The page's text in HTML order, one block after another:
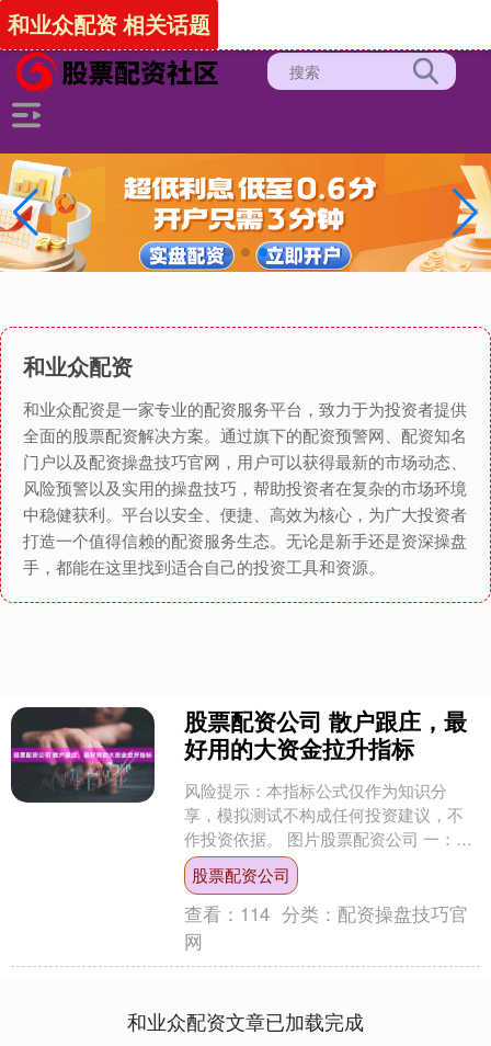
-->
和业众配资
和业众配资是一家专业的配资服务平台，致力于为投资者提供
全面的股票配资解决方案。通过旗下的配资预警网、配资知名
门户以及配资操盘技巧官网，用户可以获得最新的市场动态、
风险预警以及实用的操盘技巧，帮助投资者在复杂的市场环境
中稳健获利。平台以安全、便捷、高效为核心，为广大投资者
打造一个值得信赖的配资服务生态。无论是新手还是资深操盘
手，都能在这里找到适合自己的投资工具和资源。
和业众配资 相关话题
股票配资公司 散户跟庄，最
好用的大资金拉升指标
风险提示：本指标公式仅作为知识分
享，模拟测试不构成任何投资建议，不
作投资依据。 图片股票配资公司 一：大
资金拉升主图指标源码如下
ABC1:=REF(H,1)/....
股票配资公司
查看： 114 分类： 配资操盘技巧官
网
和业众配资文章已加载完成